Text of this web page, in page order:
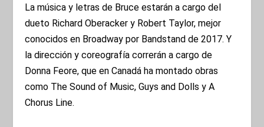
La música y letras de Bruce estarán a cargo del
dueto Richard Oberacker y Robert Taylor, mejor
conocidos en Broadway por Bandstand de 2017. Y
la dirección y coreografía correrán a cargo de
Donna Feore, que en Canadá ha montado obras
como The Sound of Music, Guys and Dolls y A
Chorus Line.